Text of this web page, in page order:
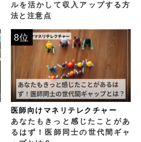
ルを活かして収入アップする方
法と注意点
医師向けマネリテレクチャー
あなたもきっと感じたことがあ
るはず！医師同士の世代間ギャ
8位